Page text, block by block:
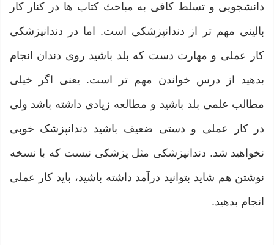
دانشجویی و تسلط کافی به مباحث کتاب ها در کنار کار
بالینی مهم تر از دندانپزشکی است. اما در دندانپزشکی
کار عملی و مهارت دست که بلد باشید روی دندان انجام
بدهید از درس خواندن مهم تر است. یعنی اگر خیلی
مطالب علمی بلد باشید و مطالعه زیادی داشته باشد ولی
در کار عملی و دستی ضعیف باشید دندانپزشک خوبی
نخواهید شد. دندانپزشکی مثل پزشکی نیست که با نسخه
نوشتن هم شاید بتوانید درآمد داشته باشید، باید کار عملی
انجام بدهید.